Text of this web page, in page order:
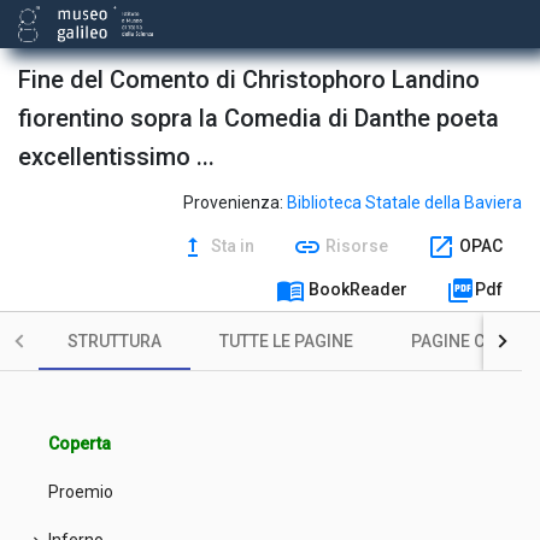
Fine del Comento di Christophoro Landino
fiorentino sopra la Comedia di Danthe poeta
excellentissimo ...
Provenienza: Biblioteca Statale della Baviera
upgrade Sta in link Risorse open_in_new OPAC
menu_book BookReader picture_as_pdf Pdf
STRUTTURA TUTTE LE PAGINE PAGINE CON
Coperta
Proemio